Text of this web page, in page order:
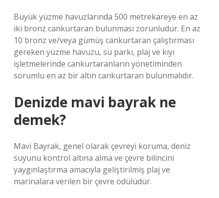
Büyük yüzme havuzlarında 500 metrekareye en az
iki bronz cankurtaran bulunması zorunludur. En az
10 bronz ve/veya gümüş cankurtaran çalıştırması
gereken yüzme havuzu, su parkı, plaj ve kıyı
işletmelerinde cankurtaranların yönetiminden
sorumlu en az bir altın cankurtaran bulunmalıdır.
Denizde mavi bayrak ne
demek?
Mavi Bayrak, genel olarak çevreyi koruma, deniz
suyunu kontrol altına alma ve çevre bilincini
yaygınlaştırma amacıyla geliştirilmiş plaj ve
marinalara verilen bir çevre ödülüdür.